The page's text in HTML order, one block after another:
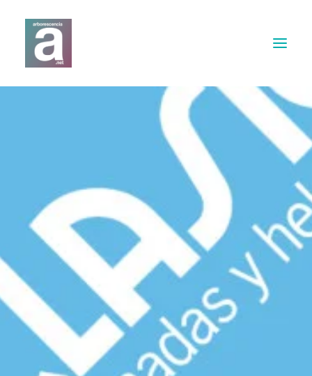
Print
Musique & Son
Contact
Recherche